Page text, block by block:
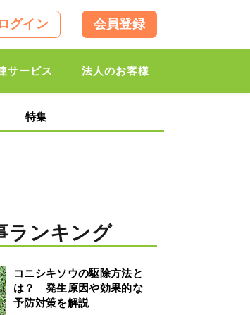
ログイン 会員登録
サービス 法人のお客様
特集
ランキング
コニシキソウの駆除方法と
は？ 発生原因や効果的な
予防対策を解説